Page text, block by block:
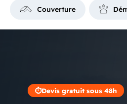
Couverture
⏱Devis gratuit sous 48h